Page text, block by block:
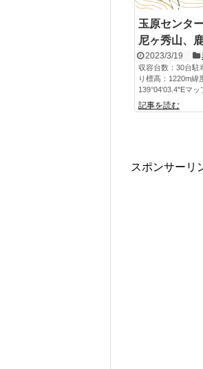
玉原センタ
尼ヶ秀山、
2023/3/19
収容台数：30台駐
り標高：1220m緯
139°04'03.4"Eマッ
記事を読む
スポンサーリ